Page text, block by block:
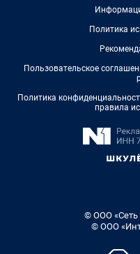
Политика
Пользовательское
Политика
правила
© ООО «Сеть
© ООО